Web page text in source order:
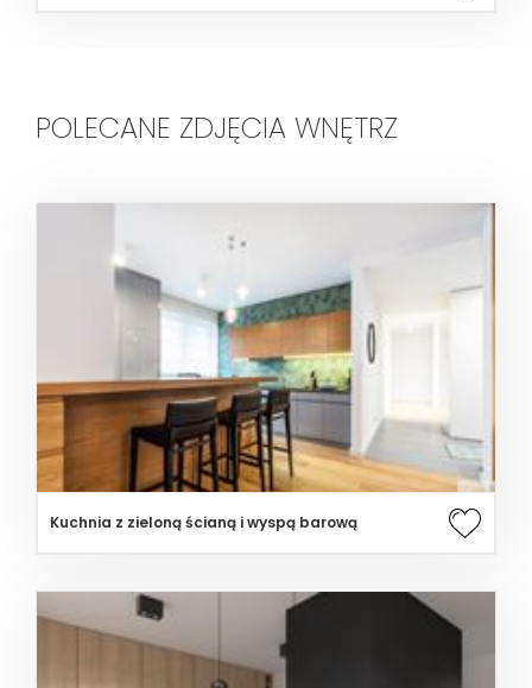
POLECANE ZDJĘCIA WNĘTRZ
Kuchnia z zieloną ścianą i wyspą barową